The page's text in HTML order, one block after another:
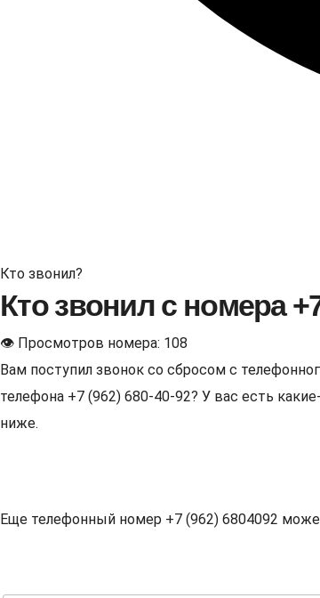
Кто звонил?
Кто звонил с номера
👁 Просмотров номера: 108
Вам поступил звонок со сбросом с
телефона +7 (962) 680-40-92? У вас есть
ниже.
Еще телефонный номер +7 (962) 6804092